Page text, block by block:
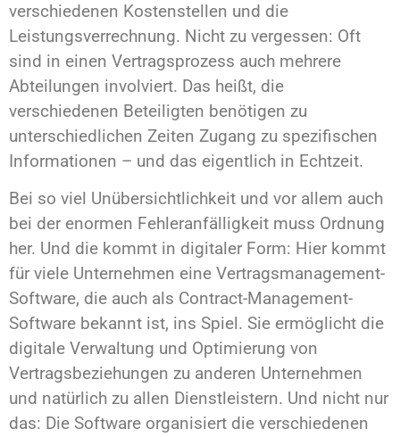
verschiedenen Kostenstellen und die
Leistungsverrechnung. Nicht zu vergessen: Oft
sind in einen Vertragsprozess auch mehrere
Abteilungen involviert. Das heißt, die
verschiedenen Beteiligten benötigen zu
unterschiedlichen Zeiten Zugang zu spezifischen
Informationen – und das eigentlich in Echtzeit.
Bei so viel Unübersichtlichkeit und vor allem auch
bei der enormen Fehleranfälligkeit muss Ordnung
her. Und die kommt in digitaler Form: Hier kommt
für viele Unternehmen eine Vertragsmanagement-
Software, die auch als Contract-Management-
Software bekannt ist, ins Spiel. Sie ermöglicht die
digitale Verwaltung und Optimierung von
Vertragsbeziehungen zu anderen Unternehmen
und natürlich zu allen Dienstleistern. Und nicht nur
das: Die Software organisiert die verschiedenen